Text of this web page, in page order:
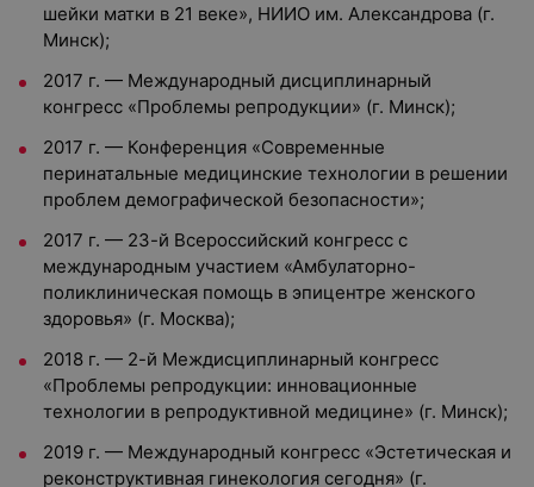
шейки матки в 21 веке», НИИО им. Александрова (г.
Минск);
2017 г. — Международный дисциплинарный
конгресс «Проблемы репродукции» (г. Минск);
2017 г. — Конференция «Современные
перинатальные медицинские технологии в решении
проблем демографической безопасности»;
2017 г. — 23-й Всероссийский конгресс с
международным участием «Амбулаторно-
поликлиническая помощь в эпицентре женского
здоровья» (г. Москва);
2018 г. — 2-й Междисциплинарный конгресс
«Проблемы репродукции: инновационные
технологии в репродуктивной медицине» (г. Минск);
2019 г. — Международный конгресс «Эстетическая и
реконструктивная гинекология сегодня» (г.